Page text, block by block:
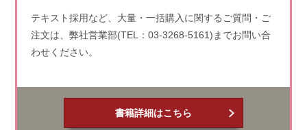
テキスト採用など、大量・一括購入に関するご質問・ご
注文は、弊社営業部(TEL：03-3268-5161)までお問い合
わせください。
書籍詳細はこちら